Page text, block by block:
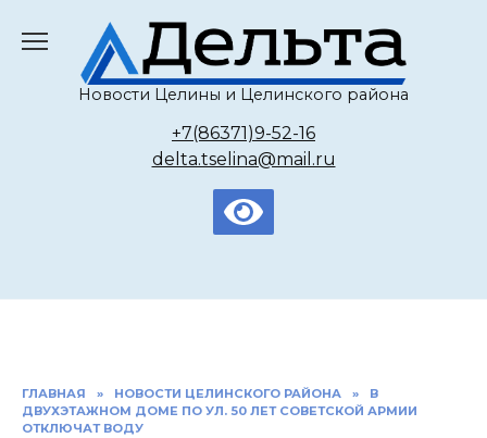
содержанию
Новости Целины и Целинского района
+7(86371)9-52-16
delta.tselina@mail.ru
ГЛАВНАЯ » НОВОСТИ ЦЕЛИНСКОГО РАЙОНА »
В
ДВУХЭТАЖНОМ ДОМЕ ПО УЛ. 50 ЛЕТ СОВЕТСКОЙ АРМИИ
ОТКЛЮЧАТ ВОДУ